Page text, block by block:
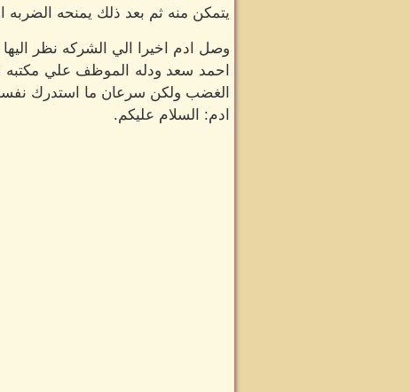
يتمكن منه ثم بعد ذلك يمنحه الضربه
وصل ادم اخيرا الي الشركه نظر
احمد سعد ودله الموظف علي مكتبه
الغضب ولكن سرعان ما استدرك
ادم: السلام عليكم.